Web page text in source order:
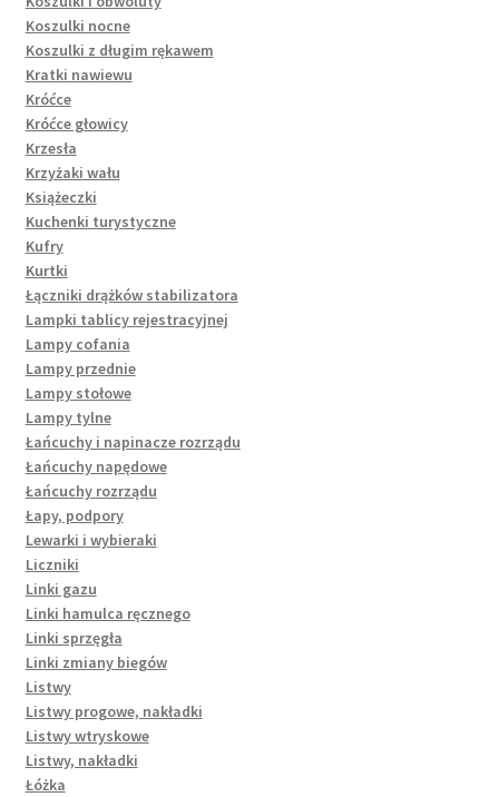
Koszulki nocne
Koszulki z długim rękawem
Kratki nawiewu
Króćce
Króćce głowicy
Krzesła
Krzyżaki wału
Książeczki
Kuchenki turystyczne
Kufry
Kurtki
Łączniki drążków stabilizatora
Lampki tablicy rejestracyjnej
Lampy cofania
Lampy przednie
Lampy stołowe
Lampy tylne
Łańcuchy i napinacze rozrządu
Łańcuchy napędowe
Łańcuchy rozrządu
Łapy, podpory
Lewarki i wybieraki
Liczniki
Linki gazu
Linki hamulca ręcznego
Linki sprzęgła
Linki zmiany biegów
Listwy
Listwy progowe, nakładki
Listwy wtryskowe
Listwy, nakładki
Łóżka